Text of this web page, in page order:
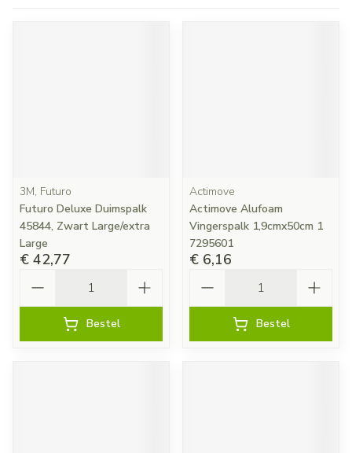
3M, Futuro
Futuro Deluxe Duimspalk
45844, Zwart Large/extra
Large
€ 42,77
Bestel
Actimove
Actimove Alufoam
Vingerspalk 1,9cmx50cm 1
7295601
€ 6,16
Bestel